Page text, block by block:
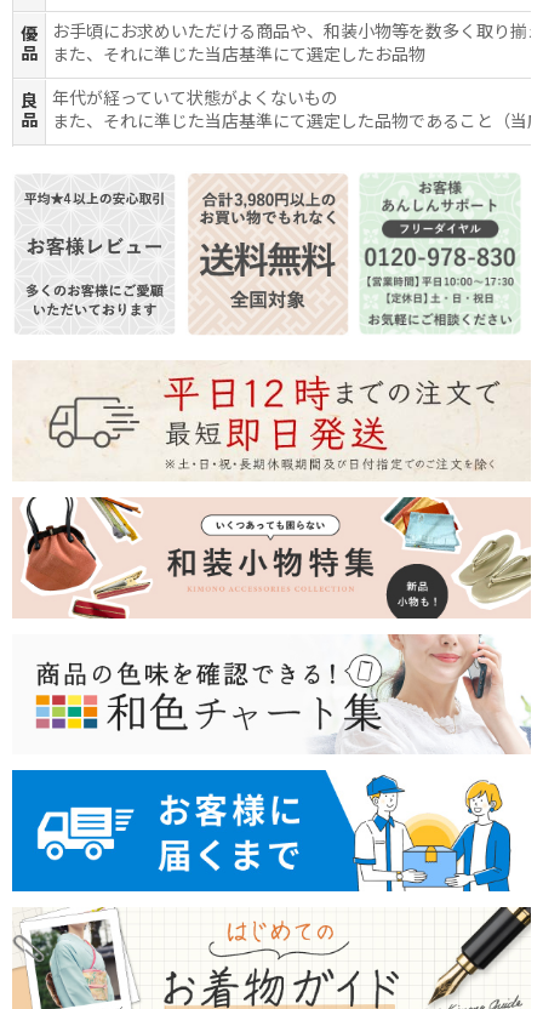
優
品
お手頃にお求めいただける商品や、和装小物等を数多く取り揃
また、それに準じた当店基準にて選定したお品物
良
品
年代が経っていて状態がよくないもの
また、それに準じた当店基準にて選定した品物であること（当